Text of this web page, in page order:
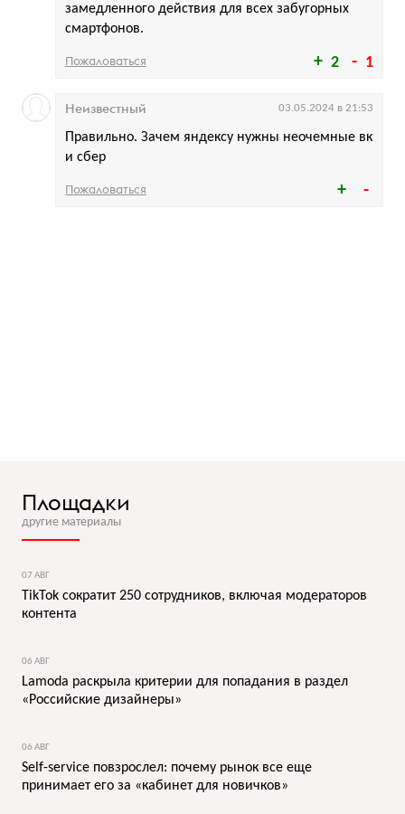
2 1
замедленного действия для всех забугорных
смартфонов.
Пожаловаться
Правильно. Зачем яндексу нужны неочемные вк
и сбер
Неизвестный 03.05.2024 в 21:53
Пожаловаться
Площадки
другие материалы
07 АВГ
TikTok сократит 250 сотрудников, включая модераторов
контента
06 АВГ
Lamoda раскрыла критерии для попадания в раздел
«Российские дизайнеры»
06 АВГ
Self-service повзрослел: почему рынок все еще
принимает его за «кабинет для новичков»